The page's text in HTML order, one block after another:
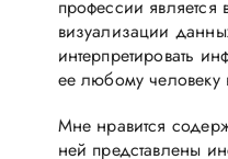
профессии является
визуализации
интерпретировать
ее любому человеку
Мне нравится
ней представлены